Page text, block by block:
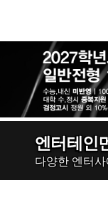
엔터테인
다양한 엔터